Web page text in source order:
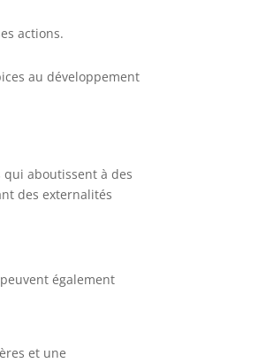
actions.
au développement
qui aboutissent à des
des externalités
également
et une